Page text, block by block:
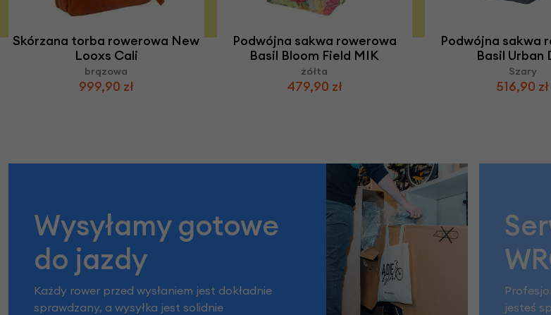
Skórzana torba rowerowa New
Looxs Cali
brązowa
999,90 zł
Podwójna sakwa rowerowa
Basil Bloom Field MIK
żółta
479,90 zł
Podwójna sakwa
Basil Urban
Szary
516,90 zł
Wysyłamy gotowe
do jazdy
Każdy rower przed wysłaniem jest dokładnie
sprawdzany, a wysyłka jest solidnie
jesteś